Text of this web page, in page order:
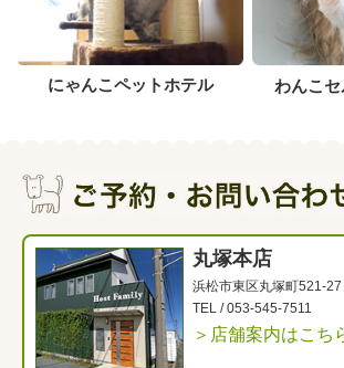
にゃんこペットホテル わんこ
丸塚本店
浜松市東区丸塚町521-27
TEL /053-545-7511
＞店舗案内はこち